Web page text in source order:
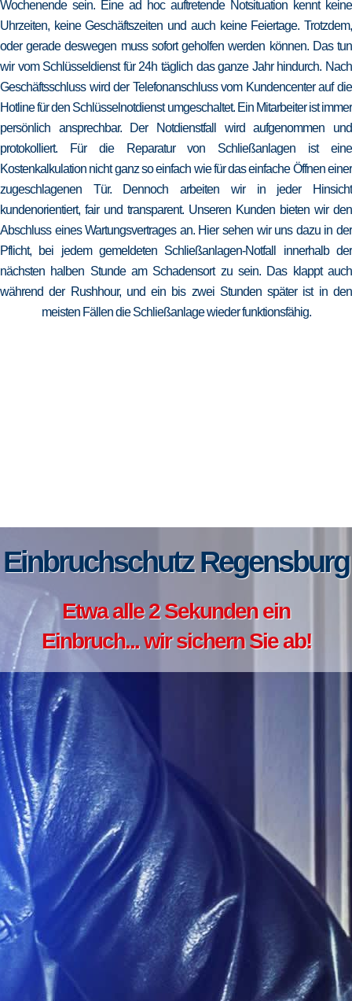
Wochenende sein. Eine ad hoc auftretende Notsituation kennt keine
Uhrzeiten, keine Geschäftszeiten und auch keine Feiertage. Trotzdem,
oder gerade deswegen muss sofort geholfen werden können. Das tun
wir vom Schlüsseldienst für 24h täglich das ganze Jahr hindurch. Nach
Geschäftsschluss wird der Telefonanschluss vom Kundencenter auf die
Hotline für den Schlüsselnotdienst umgeschaltet. Ein Mitarbeiter ist immer
persönlich ansprechbar. Der Notdienstfall wird aufgenommen und
protokolliert. Für die Reparatur von Schließanlagen ist eine
Kostenkalkulation nicht ganz so einfach wie für das einfache Öffnen einer
zugeschlagenen Tür. Dennoch arbeiten wir in jeder Hinsicht
kundenorientiert, fair und transparent. Unseren Kunden bieten wir den
Abschluss eines Wartungsvertrages an. Hier sehen wir uns dazu in der
Pflicht, bei jedem gemeldeten Schließanlagen-Notfall innerhalb der
nächsten halben Stunde am Schadensort zu sein. Das klappt auch
während der Rushhour, und ein bis zwei Stunden später ist in den
meisten Fällen die Schließanlage wieder funktionsfähig.
Einbruchschutz Regensburg
Etwa alle 2 Sekunden ein
Einbruch... wir sichern Sie ab!